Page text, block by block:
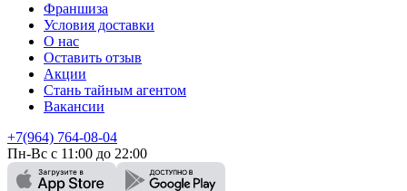
Франшиза
Условия доставки
О нас
Оставить отзыв
Акции
Стань тайным агентом
Вакансии
+7(964) 764-08-04
Пн-Вс с 11:00 до 22:00